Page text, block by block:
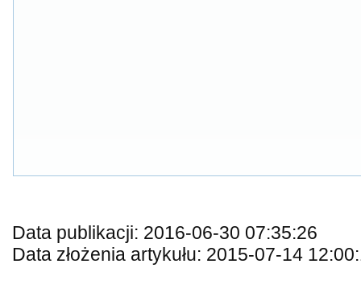
Data publikacji: 2016-06-30 07:35:26
Data złożenia artykułu: 2015-07-14